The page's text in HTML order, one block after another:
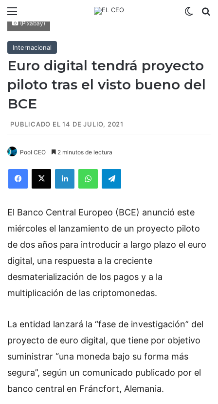
(Pixabay)
Internacional
Euro digital tendrá proyecto
piloto tras el visto bueno del
BCE
PUBLICADO EL 14 DE JULIO, 2021
Pool CEO 2 minutos de lectura
El Banco Central Europeo (BCE) anunció este
miércoles el lanzamiento de un proyecto piloto
de dos años para introducir a largo plazo el euro
digital, una respuesta a la creciente
desmaterialización de los pagos y a la
multiplicación de las criptomonedas.
La entidad lanzará la “fase de investigación” del
proyecto de euro digital, que tiene por objetivo
suministrar “una moneda bajo su forma más
segura”, según un comunicado publicado por el
banco central en Fráncfort, Alemania.